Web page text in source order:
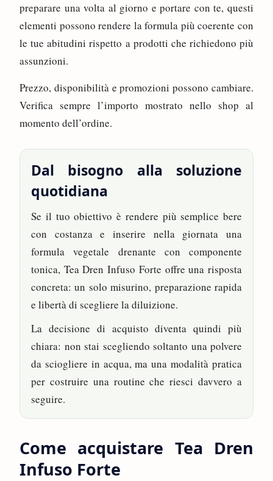
preparare una volta al giorno e portare con te, questi
elementi possono rendere la formula più coerente con
le tue abitudini rispetto a prodotti che richiedono più
assunzioni.
Prezzo, disponibilità e promozioni possono cambiare.
Verifica sempre l’importo mostrato nello shop al
momento dell’ordine.
Dal bisogno alla soluzione
quotidiana
Se il tuo obiettivo è rendere più semplice bere
con costanza e inserire nella giornata una
formula vegetale drenante con componente
tonica, Tea Dren Infuso Forte offre una risposta
concreta: un solo misurino, preparazione rapida
e libertà di scegliere la diluizione.
La decisione di acquisto diventa quindi più
chiara: non stai scegliendo soltanto una polvere
da sciogliere in acqua, ma una modalità pratica
per costruire una routine che riesci davvero a
seguire.
Come acquistare Tea Dren
Infuso Forte